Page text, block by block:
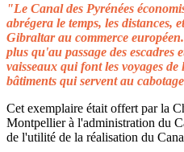
"Le Canal des Pyrénées
abrégera le temps, les distances,
Gibraltar au commerce
plus qu'au passage des escadres
vaisseaux qui font les voyages
bâtiments qui servent au
Cet exemplaire était offert par la
Montpellier à l'administration du
de l'utilité de la réalisation du